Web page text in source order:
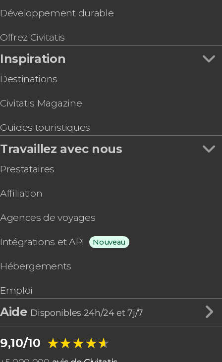
Développement durable
Offrez Civitatis
Inspiration
Destinations
Civitatis Magazine
Guides touristiques
Travaillez avec nous
Prestataires
Affiliation
Agences de voyages
Intégrations et API Nouveau
Hébergements
Emploi
Aide Disponibles 24h/24 et 7j/7
9,10/10 ★★★★★
★★★★★